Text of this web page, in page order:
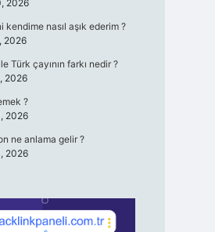
2026
kendime nasıl aşık ederim ?
2026
Türk çayının farkı nedir ?
2026
?
2026
ne anlama gelir ?
2026